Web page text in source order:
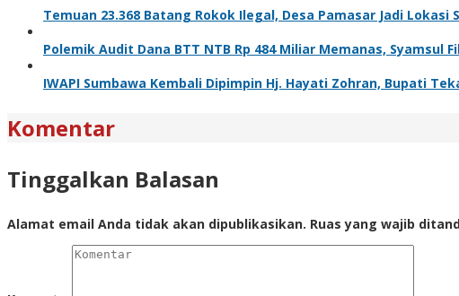
Temuan 23.368 Batang Rokok Ilegal, Desa Pamasar Jadi
Polemik Audit Dana BTT NTB Rp 484 Miliar Memanas, Syamsul
IWAPI Sumbawa Kembali Dipimpin Hj. Hayati Zohran, Bupati
Komentar
Tinggalkan Balasan
Alamat email Anda tidak akan dipublikasikan. Ruas yang wajib